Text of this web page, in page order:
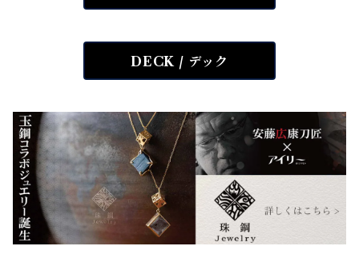
DECK / デック